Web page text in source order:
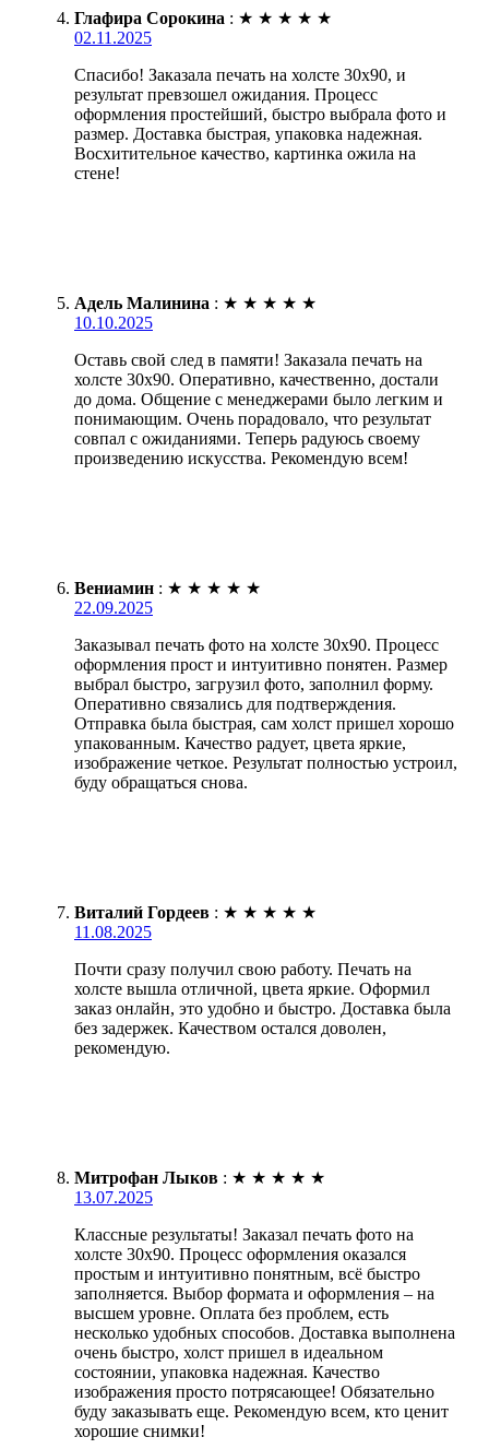
Глафира Сорокина : ★ ★ ★ ★ ★
02.11.2025
Спасибо! Заказала печать на холсте 30х90, и
результат превзошел ожидания. Процесс
оформления простейший, быстро выбрала фото и
размер. Доставка быстрая, упаковка надежная.
Восхитительное качество, картинка ожила на
стене!
Адель Малинина : ★ ★ ★ ★ ★
10.10.2025
Оставь свой след в памяти! Заказала печать на
холсте 30х90. Оперативно, качественно, достали
до дома. Общение с менеджерами было легким и
понимающим. Очень порадовало, что результат
совпал с ожиданиями. Теперь радуюсь своему
произведению искусства. Рекомендую всем!
Вениамин : ★ ★ ★ ★ ★
22.09.2025
Заказывал печать фото на холсте 30х90. Процесс
оформления прост и интуитивно понятен. Размер
выбрал быстро, загрузил фото, заполнил форму.
Оперативно связались для подтверждения.
Отправка была быстрая, сам холст пришел хорошо
упакованным. Качество радует, цвета яркие,
изображение четкое. Результат полностью устроил,
буду обращаться снова.
Виталий Гордеев : ★ ★ ★ ★ ★
11.08.2025
Почти сразу получил свою работу. Печать на
холсте вышла отличной, цвета яркие. Оформил
заказ онлайн, это удобно и быстро. Доставка была
без задержек. Качеством остался доволен,
рекомендую.
Митрофан Лыков : ★ ★ ★ ★ ★
13.07.2025
Классные результаты! Заказал печать фото на
холсте 30х90. Процесс оформления оказался
простым и интуитивно понятным, всё быстро
заполняется. Выбор формата и оформления – на
высшем уровне. Оплата без проблем, есть
несколько удобных способов. Доставка выполнена
очень быстро, холст пришел в идеальном
состоянии, упаковка надежная. Качество
изображения просто потрясающее! Обязательно
буду заказывать еще. Рекомендую всем, кто ценит
хорошие снимки!